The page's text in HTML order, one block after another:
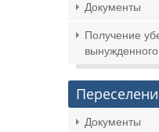
Документы
Получение
Документы